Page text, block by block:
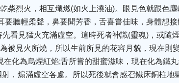
柴烈火，相互熾燃(如火上澆油)。眼見色就跟色
聽輕柔聲，鼻要聞芳香，舌喜嘗佳味，身體想接
看見猛火充滿虛空。這時死者神識(靈魂)，或隨
被見火所燒，所以生前所見的花容月貌，現在則
化為烏煙紅焰;舌所嘗的甜蜜滋味，現在化為鐵
，煽滿虛空各處。所以死後就會感召鐵床銅柱地